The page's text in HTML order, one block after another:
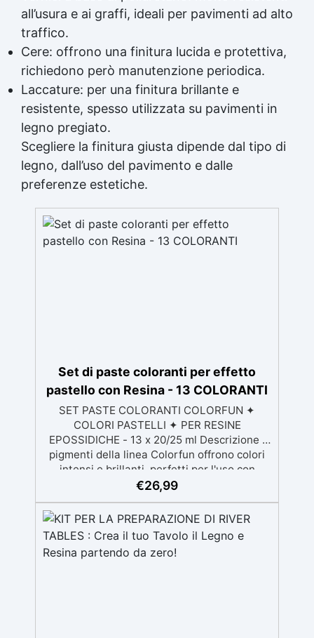
all’usura e ai graffi, ideali per pavimenti ad alto
traffico.
Cere: offrono una finitura lucida e protettiva,
richiedono però manutenzione periodica.
Laccature: per una finitura brillante e
resistente, spesso utilizzata su pavimenti in
legno pregiato.
Scegliere la finitura giusta dipende dal tipo di
legno, dall’uso del pavimento e dalle
preferenze estetiche.
Set di paste coloranti per effetto
pastello con Resina - 13 COLORANTI
SET PASTE COLORANTI COLORFUN ✦
COLORI PASTELLI ✦ PER RESINE
EPOSSIDICHE - 13 x 20/25 ml Descrizione I
pigmenti della linea Colorfun offrono colori
intensi e brillanti, perfetti per l'uso con
resina epossidica trasparente. La loro
tonalità piene e vivaci con poche gocce.
garantiscono un risultato coprente senza
sprechi di prodotto. Sono ideali per colorare i
€26,99